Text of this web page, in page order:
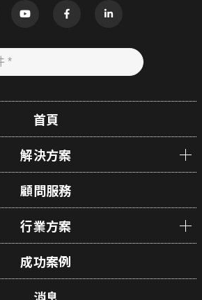
首頁
解決方案
顧問服務
行業方案
成功案例